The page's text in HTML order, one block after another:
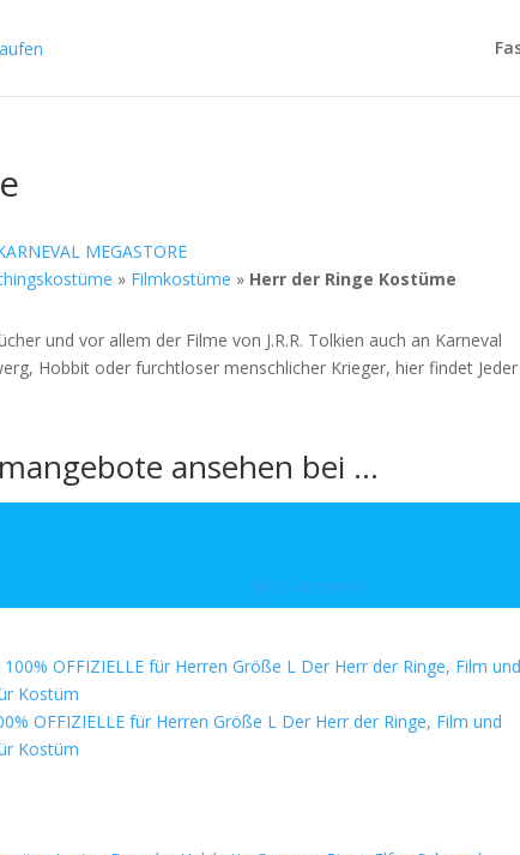
» Filmkostüme » Herr der Ringe Kostüme
und vor allem der Filme von J.R.R. Tolkien auch an Karneval
Hobbit oder furchtloser menschlicher Krieger, hier findet
ansehen bei …
Jetzt ansehen
OFFIZIELLE für Herren Größe L Der Herr der Ringe, Film und
Kostüm